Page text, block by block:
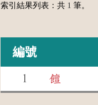
索引結果列表：共 1 筆。
編號
1 饘